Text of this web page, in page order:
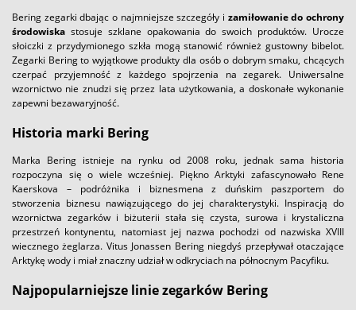
Bering zegarki dbając o najmniejsze szczegóły i zamiłowanie do ochrony
środowiska stosuje szklane opakowania do swoich produktów. Urocze
słoiczki z przydymionego szkła mogą stanowić również gustowny bibelot.
Zegarki Bering to wyjątkowe produkty dla osób o dobrym smaku, chcących
czerpać przyjemność z każdego spojrzenia na zegarek. Uniwersalne
wzornictwo nie znudzi się przez lata użytkowania, a doskonałe wykonanie
zapewni bezawaryjność.
Historia marki Bering
Marka Bering istnieje na rynku od 2008 roku, jednak sama historia
rozpoczyna się o wiele wcześniej. Piękno Arktyki zafascynowało Rene
Kaerskova – podróżnika i biznesmena z duńskim paszportem do
stworzenia biznesu nawiązującego do jej charakterystyki. Inspiracją do
wzornictwa zegarków i biżuterii stała się czysta, surowa i krystaliczna
przestrzeń kontynentu, natomiast jej nazwa pochodzi od nazwiska XVIII
wiecznego żeglarza. Vitus Jonassen Bering niegdyś przepływał otaczające
Arktykę wody i miał znaczny udział w odkryciach na północnym Pacyfiku.
Najpopularniejsze linie zegarków Bering